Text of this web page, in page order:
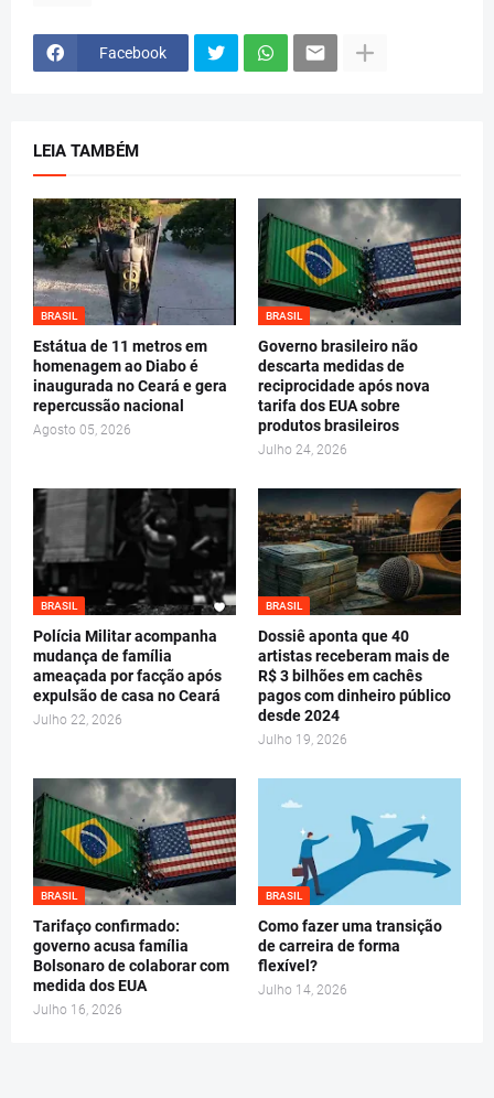
Facebook
LEIA TAMBÉM
BRASIL
Estátua de 11 metros em
homenagem ao Diabo é
inaugurada no Ceará e gera
repercussão nacional
Agosto 05, 2026
BRASIL
Governo brasileiro não
descarta medidas de
reciprocidade após nova
tarifa dos EUA sobre
produtos brasileiros
Julho 24, 2026
BRASIL
Polícia Militar acompanha
mudança de família
ameaçada por facção após
expulsão de casa no Ceará
Julho 22, 2026
BRASIL
Dossiê aponta que 40
artistas receberam mais de
R$ 3 bilhões em cachês
pagos com dinheiro público
desde 2024
Julho 19, 2026
BRASIL
Tarifaço confirmado:
governo acusa família
Bolsonaro de colaborar com
medida dos EUA
Julho 16, 2026
BRASIL
Como fazer uma transição
de carreira de forma
flexível?
Julho 14, 2026